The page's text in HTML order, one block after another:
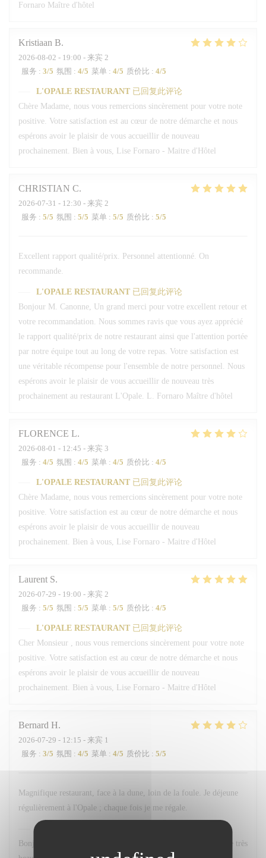
Fornaro Maître d'hôtel
Kristiaan B
2026-08-02 - 19:00 - 来宾 2
服务 : 3/5 氛围 : 4/5 菜单 : 4/5 质价比 : 4/5
L'OPALE RESTAURANT 已回复此评论
Chère Madame, nous vous remercions sincèrement pour votre note
positive. Votre satisfaction est au cœur de notre démarche et nous
espérons avoir le plaisir de vous accueillir de nouveau
prochainement. Bien à vous, Lise Fornaro - Maitre d'Hôtel
CHRISTIAN C
2026-07-31 - 12:30 - 来宾 2
服务 : 5/5 氛围 : 5/5 菜单 : 5/5 质价比 : 5/5
Excellent rapport qualité/prix. Personnel attentionné. On
recommande.
L'OPALE RESTAURANT 已回复此评论
Bonjour M. Canonne, Un grand merci pour votre excellent retour et
votre recommandation. Nous sommes ravis que vous ayez apprécié
le rapport qualité/prix de notre restaurant ainsi que l'attention portée
par notre équipe tout au long de votre repas. Votre satisfaction est
une véritable récompense pour l'ensemble de notre personnel. Nous
espérons avoir le plaisir de vous accueillir de nouveau très
prochainement au restaurant L'Opale. L. Fornaro Maître d'hôtel
FLORENCE L
2026-08-01 - 12:45 - 来宾 3
服务 : 4/5 氛围 : 4/5 菜单 : 4/5 质价比 : 4/5
L'OPALE RESTAURANT 已回复此评论
Chère Madame, nous vous remercions sincèrement pour votre note
positive. Votre satisfaction est au cœur de notre démarche et nous
espérons avoir le plaisir de vous accueillir de nouveau
prochainement. Bien à vous, Lise Fornaro - Maitre d'Hôtel
Laurent S
2026-07-29 - 19:00 - 来宾 2
服务 : 5/5 氛围 : 5/5 菜单 : 5/5 质价比 : 4/5
L'OPALE RESTAURANT 已回复此评论
Cher Monsieur , nous vous remercions sincèrement pour votre note
positive. Votre satisfaction est au cœur de notre démarche et nous
espérons avoir le plaisir de vous accueillir de nouveau
prochainement. Bien à vous, Lise Fornaro - Maitre d'Hôtel
Bernard H
2026-07-29 - 12:15 - 来宾 1
服务 : 3/5 氛围 : 4/5 菜单 : 4/5 质价比 : 5/5
Magnifique restaurant, face à la dune, loin de la foule. Je déjeune
régulièrement à l'Opale ; chaque fois je me régale.
Bonjour M. Haze, Un grand merci pour votre fidélité et pour ce très